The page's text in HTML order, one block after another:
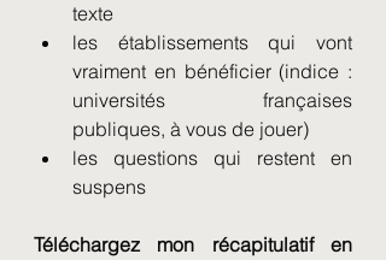
texte
les établissements qui vont
vraiment en bénéficier (indice :
universités françaises
publiques, à vous de jouer)
les questions qui restent en
suspens
Téléchargez mon récapitulatif en